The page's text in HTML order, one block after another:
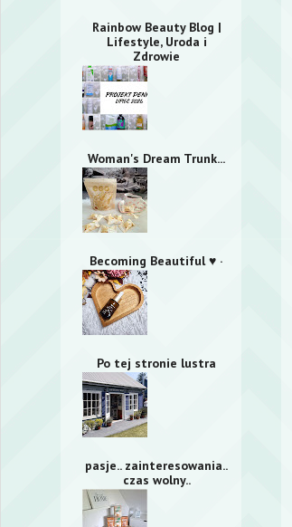
Rainbow Beauty Blog |
Lifestyle, Uroda i
Zdrowie
Woman's Dream Trunk...
Becoming Beautiful ♥ ·
Po tej stronie lustra
pasje.. zainteresowania..
czas wolny..